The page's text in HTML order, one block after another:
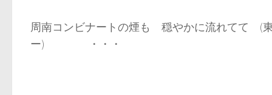
周南コンビナートの煙も 穏やかに流れてて (
ー) ・・・